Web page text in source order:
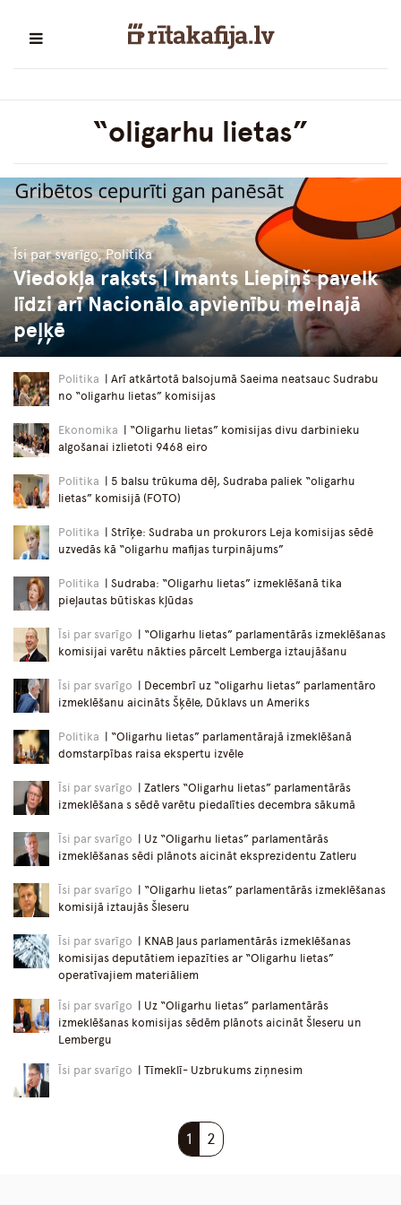
“oligarhu lietas”
Īsi par svarīgo, Politika
Viedokļa raksts | Imants Liepiņš pavelk
līdzi arī Nacionālo apvienību melnajā
peļķē
Politika | Arī atkārtotā balsojumā Saeima neatsauc Sudrabu
no “oligarhu lietas” komisijas
Ekonomika | “Oligarhu lietas” komisijas divu darbinieku
algošanai izlietoti 9468 eiro
Politika | 5 balsu trūkuma dēļ, Sudraba paliek “oligarhu
lietas” komisijā (FOTO)
Politika | Strīķe: Sudraba un prokurors Leja komisijas sēdē
uzvedās kā “oligarhu mafijas turpinājums”
Politika | Sudraba: “Oligarhu lietas” izmeklēšanā tika
pieļautas būtiskas kļūdas
Īsi par svarīgo | “Oligarhu lietas” parlamentārās izmeklēšanas
komisijai varētu nākties pārcelt Lemberga iztaujāšanu
Īsi par svarīgo | Decembrī uz “oligarhu lietas” parlamentāro
izmeklēšanu aicināts Šķēle, Dūklavs un Ameriks
Politika | “Oligarhu lietas” parlamentārajā izmeklēšanā
domstarpības raisa ekspertu izvēle
Īsi par svarīgo | Zatlers “Oligarhu lietas” parlamentārās
izmeklēšana s sēdē varētu piedalīties decembra sākumā
Īsi par svarīgo | Uz “Oligarhu lietas” parlamentārās
izmeklēšanas sēdi plānots aicināt eksprezidentu Zatleru
Īsi par svarīgo | “Oligarhu lietas” parlamentārās izmeklēšanas
komisijā iztaujās Šleseru
Īsi par svarīgo | KNAB ļaus parlamentārās izmeklēšanas
komisijas deputātiem iepazīties ar “Oligarhu lietas”
operatīvajiem materiāliem
Īsi par svarīgo | Uz “Oligarhu lietas” parlamentārās
izmeklēšanas komisijas sēdēm plānots aicināt Šleseru un
Lembergu
Īsi par svarīgo | Tīmeklī- Uzbrukums ziņnesim
1 2